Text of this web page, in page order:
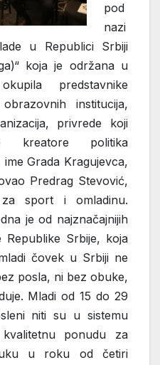
pod
nazi
u Republici Srbiji
koja je održana u
predstavnike
institucija,
privrede koji
kreatore politika
Grada Kragujevca,
Predrag Stevović,
sport i omladinu.
je od najznačajnijih
Republike Srbije, koja
čovek u Srbiji ne
posla, ni bez obuke,
Mladi od 15 do 29
niti su u sistemu
ponudu za
u roku od četiri